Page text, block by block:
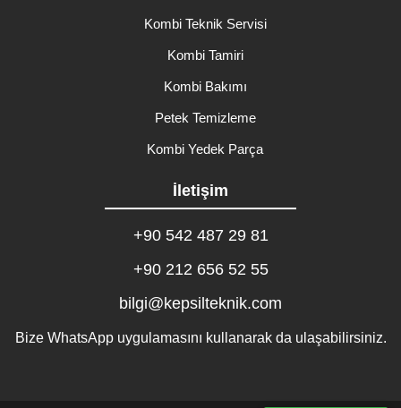
Kombi Teknik Servisi
Kombi Tamiri
Kombi Bakımı
Petek Temizleme
Kombi Yedek Parça
İletişim
+90 542 487 29 81
+90 212 656 52 55
bilgi@kepsilteknik.com
Bize WhatsApp uygulamasını kullanarak da ulaşabilirsiniz.